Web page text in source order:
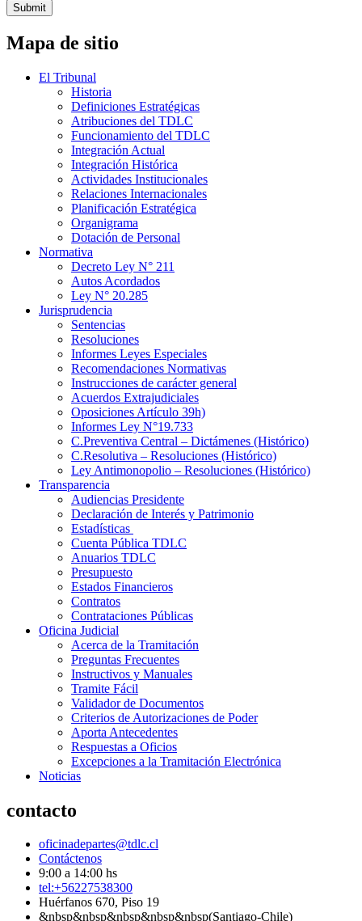
Submit
Mapa de sitio
El Tribunal
Historia
Definiciones Estratégicas
Atribuciones del TDLC
Funcionamiento del TDLC
Integración Actual
Integración Histórica
Actividades Institucionales
Relaciones Internacionales
Planificación Estratégica
Organigrama
Dotación de Personal
Normativa
Decreto Ley N° 211
Autos Acordados
Ley N° 20.285
Jurisprudencia
Sentencias
Resoluciones
Informes Leyes Especiales
Recomendaciones Normativas
Instrucciones de carácter general
Acuerdos Extrajudiciales
Oposiciones Artículo 39h)
Informes Ley N°19.733
C.Preventiva Central – Dictámenes (Histórico)
C.Resolutiva – Resoluciones (Histórico)
Ley Antimonopolio – Resoluciones (Histórico)
Transparencia
Audiencias Presidente
Declaración de Interés y Patrimonio
Estadísticas
Cuenta Pública TDLC
Anuarios TDLC
Presupuesto
Estados Financieros
Contratos
Contrataciones Públicas
Oficina Judicial
Acerca de la Tramitación
Preguntas Frecuentes
Instructivos y Manuales
Tramite Fácil
Validador de Documentos
Criterios de Autorizaciones de Poder
Aporta Antecedentes
Respuestas a Oficios
Excepciones a la Tramitación Electrónica
Noticias
contacto
oficinadepartes@tdlc.cl
Contáctenos
9:00 a 14:00 hs
tel:+56227538300
Huérfanos 670, Piso 19
&nbsp&nbsp&nbsp&nbsp&nbsp(Santiago-Chile)